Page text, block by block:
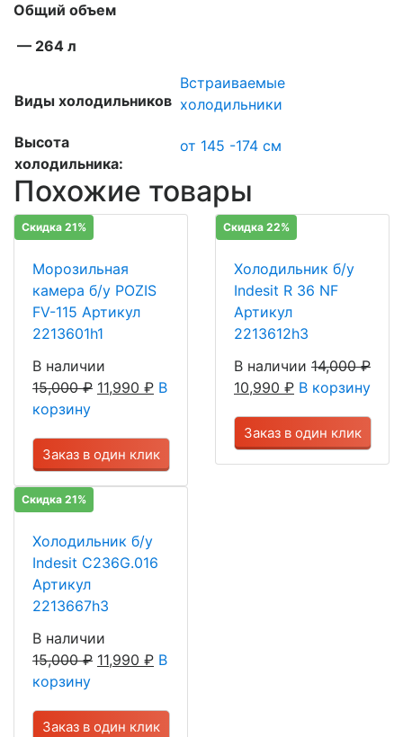
Общий объем
— 264 л
Виды холодильников
Встраиваемые
холодильники
Высота
холодильника:
от 145 -174 см
Похожие товары
Скидка 21%
Морозильная
камера б/у POZIS
FV-115 Артикул
2213601h1
В наличии
15,000₽ 11,990 ₽ В
корзину
Заказ в один клик
Скидка 22%
Холодильник б/у
Indesit R 36 NF
Артикул
2213612h3
В наличии 14,000₽
10,990 ₽ В корзину
Заказ в один клик
Скидка 21%
Холодильник б/у
Indesit C236G.016
Артикул
2213667h3
В наличии
15,000₽ 11,990 ₽ В
корзину
Заказ в один клик